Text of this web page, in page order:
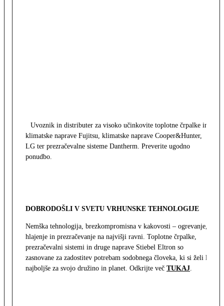
Uvoznik in distributer za visoko učinkovite toplotne črpalke in
klimatske naprave Fujitsu, klimatske naprave Cooper&Hunter,
LG ter prezračevalne sisteme Dantherm. Preverite ugodno
ponudbo.
DOBRODOŠLI V SVETU VRHUNSKE TEHNOLOGIJE
Nemška tehnologija, brezkompromisna v kakovosti – ogrevanje,
hlajenje in prezračevanje na najvišji ravni. Toplotne črpalke,
prezračevalni sistemi in druge naprave Stiebel Eltron so
zasnovane za zadostitev potrebam sodobnega človeka, ki si želi le
najboljše za svojo družino in planet. Odkrijte več TUKAJ